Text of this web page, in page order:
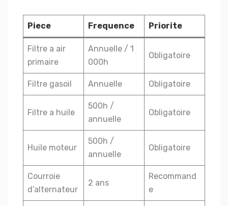
Piece Frequence Priorite
Filtre a air
primaire
Annuelle / 1
000h
Obligatoire
Filtre gasoil Annuelle Obligatoire
Filtre a huile
500h /
annuelle
Obligatoire
Huile moteur
500h /
annuelle
Obligatoire
Courroie
d’alternateur
2 ans
Recommand
e